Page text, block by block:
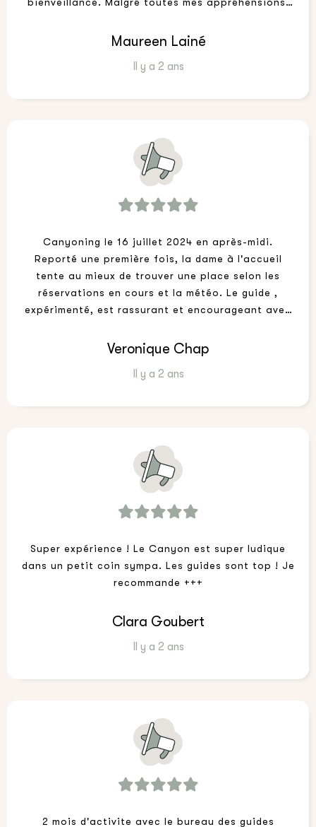
bienveillance. Malgré toutes mes appréhensions,
inoubliable. Je recommande vivement.
Maureen Lainé
Il y a 2 ans
Canyoning le 16 juillet 2024 en après-midi.
Reporté une première fois, la dame à l'accueil
tente au mieux de trouver une place selon les
réservations en cours et la météo. Le guide ,
expérimenté, est rassurant et encourageant avec
sauts, rappels et toboggans.
Veronique Chap
Il y a 2 ans
Super expérience ! Le Canyon est super ludique
dans un petit coin sympa. Les guides sont top ! Je
recommande +++
Clara Goubert
Il y a 2 ans
2 mois d'activite avec le bureau des guides